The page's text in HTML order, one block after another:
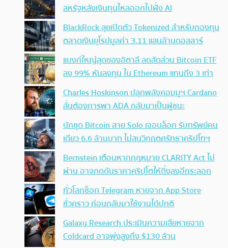
สหรัฐหลังเงินทุนไหลออกไปฝั่ง AI
BlackRock ลุยเปิดตัว Tokenized สำหรับกองทุน
ตลาดเงินยุโรปมูลค่า 3.11 แสนล้านดอลลาร์
แบงก์ใหญ่สุดของอิตาลี ลดสัดส่วน Bitcoin ETF
ลง 99% หันลงทุน ใน Ethereum แทนถึง 3 เท่า
Charles Hoskinson ปลุกพลังคอมมูฯ Cardano
ลั่นต้องการพา ADA กลับมาเป็นผู้ชนะ
นักขุด Bitcoin สาย Solo เจอบล็อก รับทรัพย์คน
เดียว 6.6 ล้านบาท ไม่สนวิกฤตศรัทธาคริปโทฯ
Bernstein เตือนหากกฎหมาย CLARITY Act ไม่
ผ่าน อาจกดดันราคาคริปโตให้ดิ่งลงอีกระลอก
ทั่วโลกช็อก Telegram หายจาก App Store
ชั่วคราว ก่อนกลับมาใช้งานได้ปกติ
Galaxy Research ประเมินความเสียหายจาก
Coldcard อาจพุ่งสูงถึง $130 ล้าน